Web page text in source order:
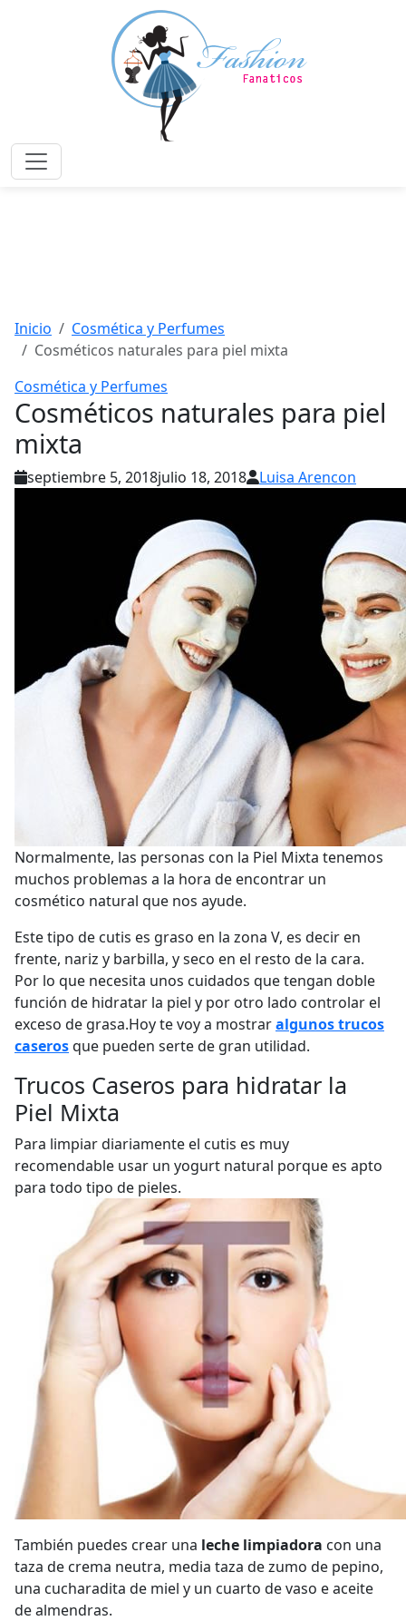
Menú
Inicio
Cosmética y Perfumes
Cosméticos naturales para piel mixta
Cosmética y Perfumes
Cosméticos naturales para piel
mixta
septiembre 5, 2018julio 18, 2018 Luisa Arencon
Normalmente, las personas con la Piel Mixta tenemos
muchos problemas a la hora de encontrar un
cosmético natural que nos ayude.
Este tipo de cutis es graso en la zona V, es decir en
frente, nariz y barbilla, y seco en el resto de la cara.
Por lo que necesita unos cuidados que tengan doble
función de hidratar la piel y por otro lado controlar el
exceso de grasa.Hoy te voy a mostraralgunos trucos
caserosque pueden serte de gran utilidad.
Trucos Caseros para hidratar la
Piel Mixta
Para limpiar diariamente el cutis es muy
recomendable usar un yogurt natural porque es apto
para todo tipo de pieles.
También puedes crear una leche limpiadora con una
taza de crema neutra, media taza de zumo de pepino,
una cucharadita de miel y un cuarto de vaso e aceite
de almendras.